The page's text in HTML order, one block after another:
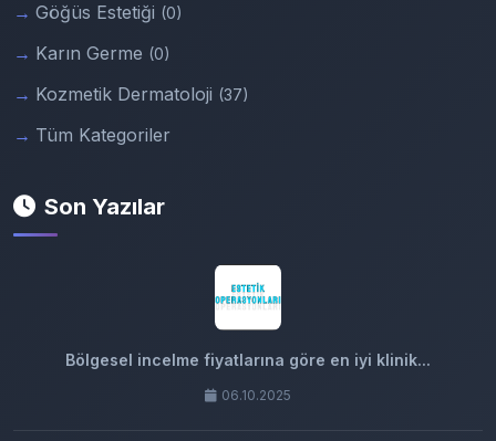
Göğüs Estetiği (0)
Karın Germe (0)
Kozmetik Dermatoloji (37)
Tüm Kategoriler
Son Yazılar
Bölgesel incelme fiyatlarına göre en iyi klinik...
06.10.2025